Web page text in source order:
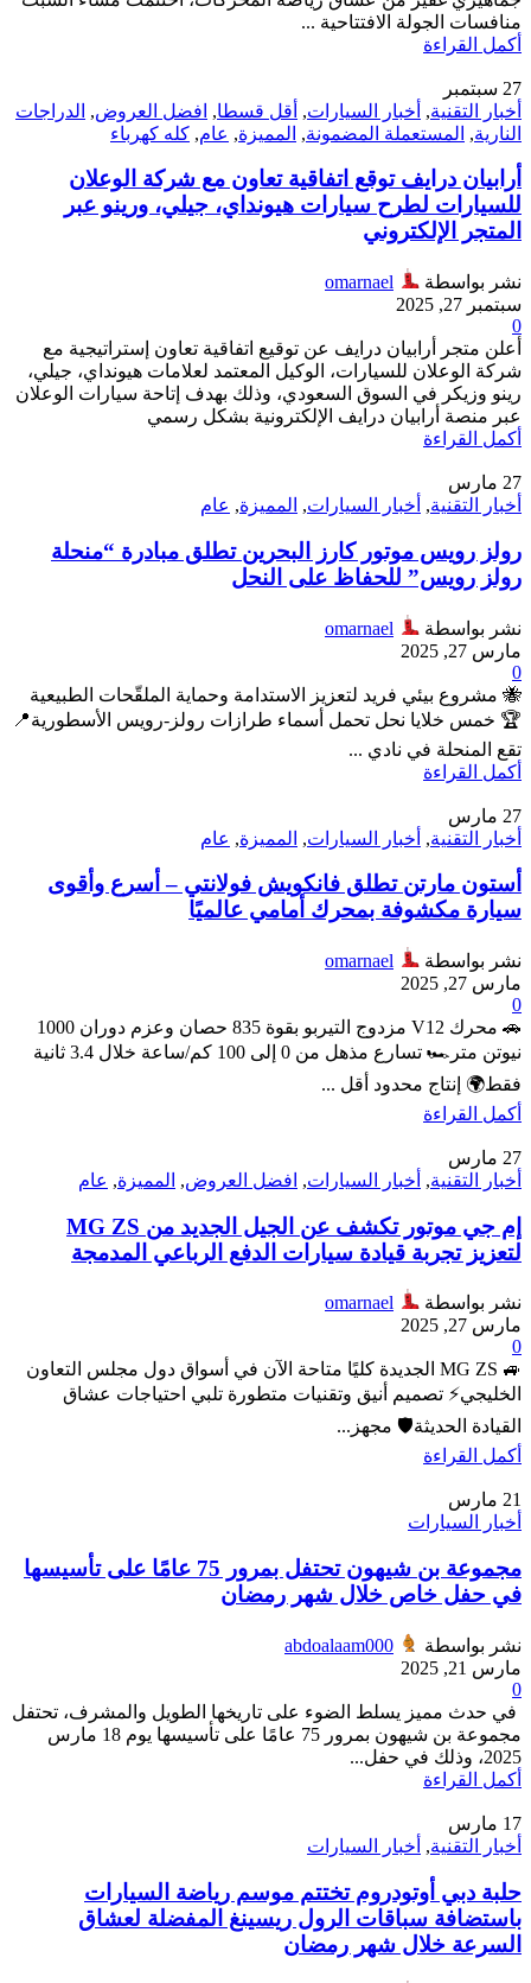
منافسات الجولة الافتتاحية ...
أكمل القراءة
27 سبتمبر
أخبار التقنية, أخبار السيارات, أقل قسطا, افضل العروض, الدراجات
النارية, المستعملة المضمونة, المميزة, عام, كله كهرباء
أرابيان درايف توقع اتفاقية تعاون مع شركة الوعلان
للسيارات لطرح سيارات هيونداي، جيلي، ورينو عبر
المتجر الإلكتروني
نشر بواسطة
omarnael
سبتمبر 27, 2025
0
أعلن متجر أرابيان درايف عن توقيع اتفاقية تعاون إستراتيجية مع
شركة الوعلان للسيارات، الوكيل المعتمد لعلامات هيونداي، جيلي،
رينو وزيكر في السوق السعودي، وذلك بهدف إتاحة سيارات الوعلان
عبر منصة أرابيان درايف الإلكترونية بشكل رسمي
أكمل القراءة
27 مارس
أخبار التقنية, أخبار السيارات, المميزة, عام
رولز رويس موتور كارز البحرين تطلق مبادرة “منحلة
رولز رويس” للحفاظ على النحل
نشر بواسطة
omarnael
مارس 27, 2025
0
🐝 مشروع بيئي فريد لتعزيز الاستدامة وحماية الملقّحات الطبيعية
🏆 خمس خلايا نحل تحمل أسماء طرازات رولز-رويس الأسطورية📍
تقع المنحلة في نادي ...
أكمل القراءة
27 مارس
أخبار التقنية, أخبار السيارات, المميزة, عام
أستون مارتن تطلق فانكويش فولانتي – أسرع وأقوى
سيارة مكشوفة بمحرك أمامي عالميًا
نشر بواسطة
omarnael
مارس 27, 2025
0
🚗 محرك V12 مزدوج التيربو بقوة 835 حصان وعزم دوران 1000
نيوتن متر🏎️ تسارع مذهل من 0 إلى 100 كم/ساعة خلال 3.4 ثانية
فقط🌍 إنتاج محدود أقل ...
أكمل القراءة
27 مارس
أخبار التقنية, أخبار السيارات, افضل العروض, المميزة, عام
إم جي موتور تكشف عن الجيل الجديد من MG ZS
لتعزيز تجربة قيادة سيارات الدفع الرباعي المدمجة
نشر بواسطة
omarnael
مارس 27, 2025
0
🚙 MG ZS الجديدة كليًا متاحة الآن في أسواق دول مجلس التعاون
الخليجي⚡ تصميم أنيق وتقنيات متطورة تلبي احتياجات عشاق
القيادة الحديثة🛡️ مجهز...
أكمل القراءة
21 مارس
أخبار السيارات
مجموعة بن شيهون تحتفل بمرور 75 عامًا على تأسيسها
في حفل خاص خلال شهر رمضان
نشر بواسطة
abdoalaam000
مارس 21, 2025
0
في حدث مميز يسلط الضوء على تاريخها الطويل والمشرف، تحتفل
مجموعة بن شيهون بمرور 75 عامًا على تأسيسها يوم 18 مارس
2025، وذلك في حفل...
أكمل القراءة
17 مارس
أخبار التقنية, أخبار السيارات
حلبة دبي أوتودروم تختتم موسم رياضة السيارات
باستضافة سباقات الرول ريسينغ المفضلة لعشاق
السرعة خلال شهر رمضان